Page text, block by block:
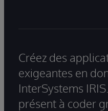
Créez des
exigeantes en
InterSystems
présent à coder